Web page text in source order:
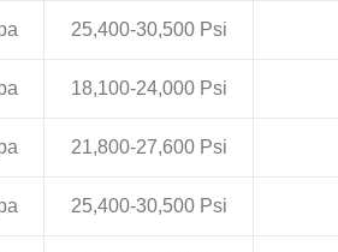
25,400-30,500 Psi
18,100-24,000 Psi
21,800-27,600 Psi
25,400-30,500 Psi